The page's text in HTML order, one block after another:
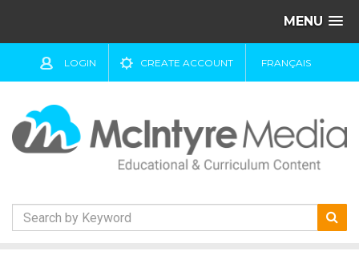
MENU
LOGIN CREATE ACCOUNT FRANÇAIS